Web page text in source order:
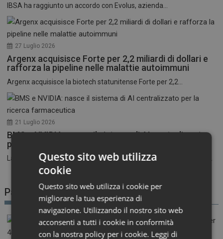
IBSA ha raggiunto un accordo con Evolus, azienda...
27 Luglio 2026
Argenx acquisisce Forte per 2,2 miliardi di dollari e
rafforza la pipeline nelle malattie autoimmuni
Argenx acquisisce la biotech statunitense Forte per 2,2...
21 Luglio 2026
BMS e NVIDIA: nasce il sistema di AI centralizzato
per la ricerca farmaceutica
La corsa all’intelligenza artificiale nel settore farmaceutico entra...
Patient Advocacy
Questo sito web utilizza
cookie
Questo sito web utilizza i cookie per
migliorare la tua esperienza di
navigazione. Utilizzando il nostro sito web
acconsenti a tutti i cookie in conformità
con la nostra policy per i cookie. Leggi di